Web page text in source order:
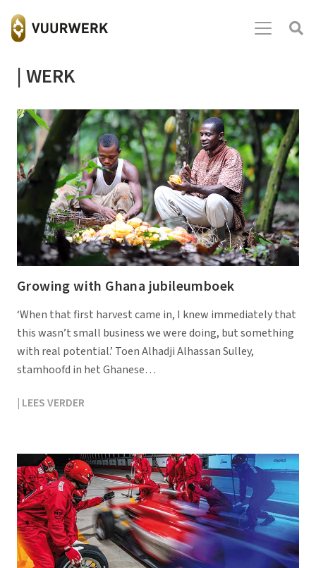
| WERK
Growing with Ghana jubileumboek
‘When that first harvest came in, I knew immediately that
this wasn’t small business we were doing, but something
with real potential.’ Toen Alhadji Alhassan Sulley,
stamhoofd in het Ghanese…
| LEES VERDER